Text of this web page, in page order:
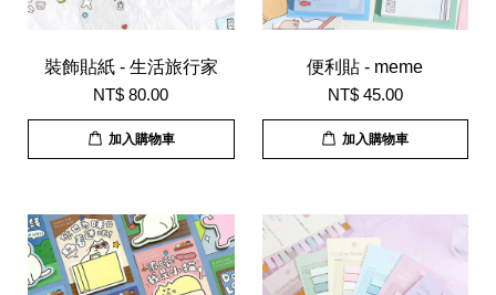
裝飾貼紙 - 生活旅行家
NT$ 80.00
加入購物車
便利貼 - meme
NT$ 45.00
加入購物車